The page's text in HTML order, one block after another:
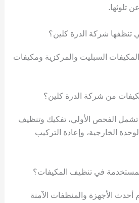
تلوثها.
تنظفها شركة الدرة كلين؟
السبليت والمركزية ومكيفات
من شركة الدرة كلين؟
تشمل الفحص الأولي، تفكيك وتنظيف
الخارجية، وإعادة التركيب
في تنظيف المكيفات؟
الأجهزة والمنظفات الآمنة